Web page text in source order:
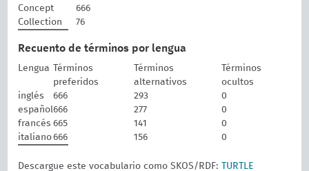
Concept
666
Collection
76
Recuento de términos por lengua
Lengua
Términos
preferidos
Términos
alternativos
Términos
ocultos
inglés
666 293
0
español666 277
0
francés 665 141
0
italiano666 156 0
Descargue este vocabulario como SKOS/RDF: TURTLE